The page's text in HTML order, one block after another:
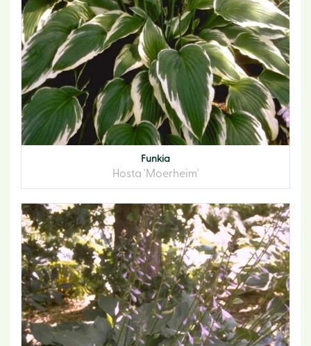
Funkia
Hosta 'Moerheim'